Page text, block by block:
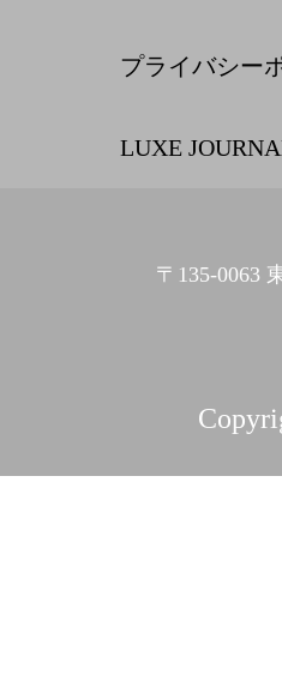
プライバシー
LUXE
〒135-0063